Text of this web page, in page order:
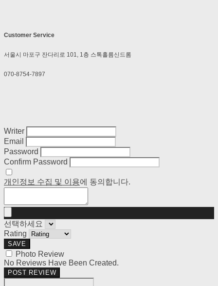
Customer Service
서울시 마포구 잔다리로 101, 1층 스톡홀름신드롬
070-8754-7897
Writer
Email
Password
Confirm Password
개인정보 수집 및 이용에 동의합니다.
선택하세요
Rating
SAVE
Photo Review
No Reviews Have Been Created.
POST REVIEW